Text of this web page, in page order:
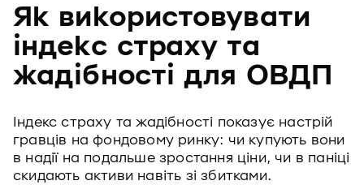
Як використовувати
індекс страху та
жадібності для ОВДП
Індекс страху та жадібності показує настрій
гравців на фондовому ринку: чи купують вони
в надії на подальше зростання ціни, чи в паніці
скидають активи навіть зі збитками.